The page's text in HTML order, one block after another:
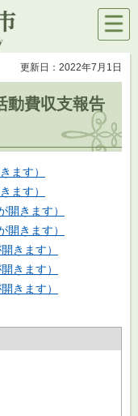
メニ
ュー
更新日：2022年7月1日
動費収支報告
ます）
ます）
きます）
きます）
きます）
きます）
きます）